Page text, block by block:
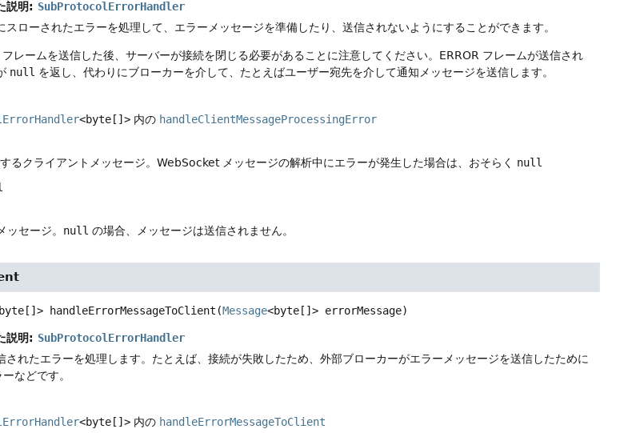
説明: SubProtocolErrorHandler
ローされたエラーを処理して、エラーメッセージを準備したり、送信されないようにすることができます。
レームを送信した後、サーバーが接続を閉じる必要があることに注意してください。ERROR フレームが送信され
null を返し、代わりにブローカーを介して、たとえばユーザー宛先を介して通知メッセージを送信します。
<byte[]>内の handleClientMessageProcessingError
るクライアントメッセージ。WebSocket メッセージの解析中にエラーが発生した場合は、おそらく null
セージ。 null の場合、メッセージは送信されません。
handleErrorMessageToClient (Message<byte[]> errorMessage)
説明: SubProtocolErrorHandler
れたエラーを処理します。たとえば、接続が失敗したため、外部ブローカーがエラーメッセージを送信したために
などです。
<byte[]>内の handleErrorMessageToClient